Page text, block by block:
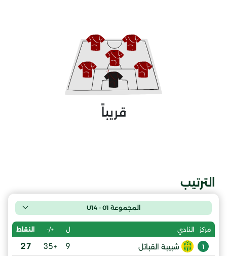
قريباً
الترتيب
المجموعة 01 - U14
مركز النادي ل +/- النقاط
1 شبيبة القبائل 9
+35
27